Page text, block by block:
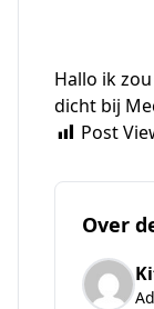
Hallo ik
dicht bij
Post
Over